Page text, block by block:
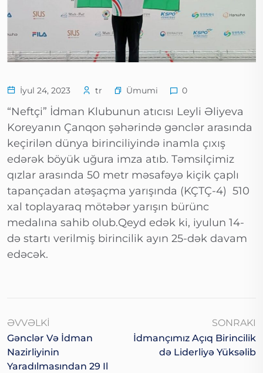
İyul 24, 2023 tr Ümumi 0
“Neftçi” İdman Klubunun atıcısı Leyli Əliyeva
Koreyanın Çanqon şəhərində gənclər arasında
keçirilən dünya birinciliyində inamla çıxış
edərək böyük uğura imza atıb. Təmsilçimiz
qızlar arasında 50 metr məsafəyə kiçik çaplı
tapançadan atəşaçma yarışında (KÇTÇ-4) 510
xal toplayaraq mötəbər yarışın bürünc
medalına sahib olub.Qeyd edək ki, iyulun 14-
də startı verilmiş birincilik ayın 25-dək davam
edəcək.
ƏVVƏLKI
Gənclər Və İdman
Nazirliyinin
Yaradılmasından 29 Il
SONRAKI
İdmançımız Açıq Birincilik
Də Liderliyə Yüksəlib